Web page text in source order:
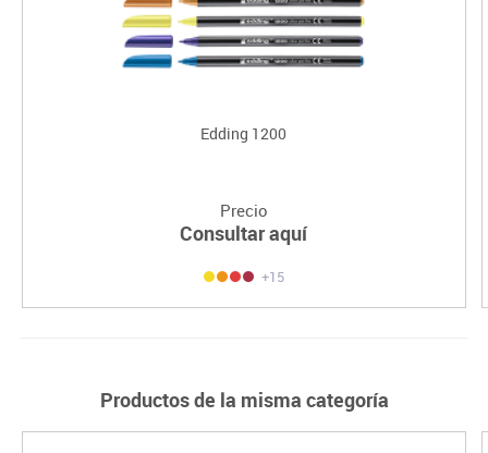
Edding 1200
Precio
Consultar aquí
+15
Productos de la misma categoría